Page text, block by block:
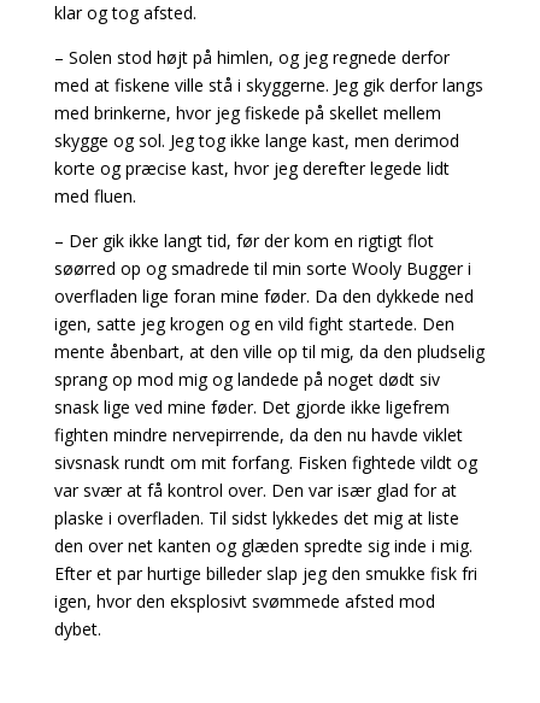
klar og tog afsted.
– Solen stod højt på himlen, og jeg regnede derfor
med at fiskene ville stå i skyggerne. Jeg gik derfor langs
med brinkerne, hvor jeg fiskede på skellet mellem
skygge og sol. Jeg tog ikke lange kast, men derimod
korte og præcise kast, hvor jeg derefter legede lidt
med fluen.
– Der gik ikke langt tid, før der kom en rigtigt flot
søørred op og smadrede til min sorte Wooly Bugger i
overfladen lige foran mine føder. Da den dykkede ned
igen, satte jeg krogen og en vild fight startede. Den
mente åbenbart, at den ville op til mig, da den pludselig
sprang op mod mig og landede på noget dødt siv
snask lige ved mine føder. Det gjorde ikke ligefrem
fighten mindre nervepirrende, da den nu havde viklet
sivsnask rundt om mit forfang. Fisken fightede vildt og
var svær at få kontrol over. Den var især glad for at
plaske i overfladen. Til sidst lykkedes det mig at liste
den over net kanten og glæden spredte sig inde i mig.
Efter et par hurtige billeder slap jeg den smukke fisk fri
igen, hvor den eksplosivt svømmede afsted mod
dybet.